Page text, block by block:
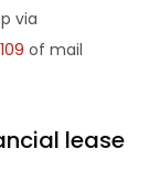
via
of mail
lease